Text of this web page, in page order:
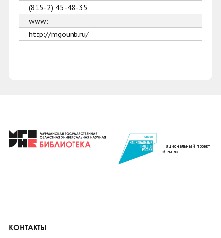
(815-2) 45-48-35
www:
http://mgounb.ru/
Национальный проект
«Семья»
КОНТАКТЫ